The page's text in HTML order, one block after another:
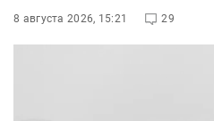
8 августа 2026, 15:21 29